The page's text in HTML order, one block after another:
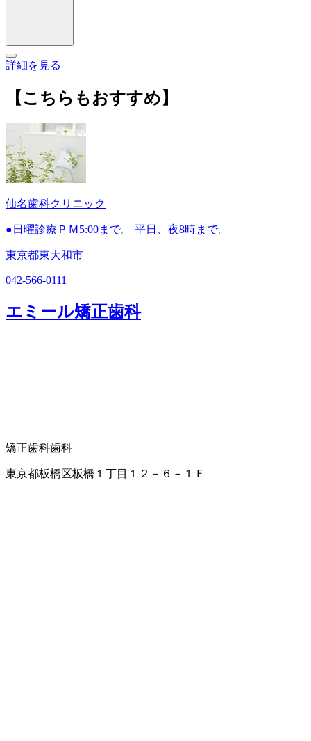
詳細を見る
【こちらもおすすめ】
仙名歯科クリニック
●日曜診療ＰＭ5:00まで。 平日、夜8時まで。
東京都東大和市
042-566-0111
エミール矯正歯科
矯正歯科歯科
東京都板橋区板橋１丁目１２－６－１Ｆ